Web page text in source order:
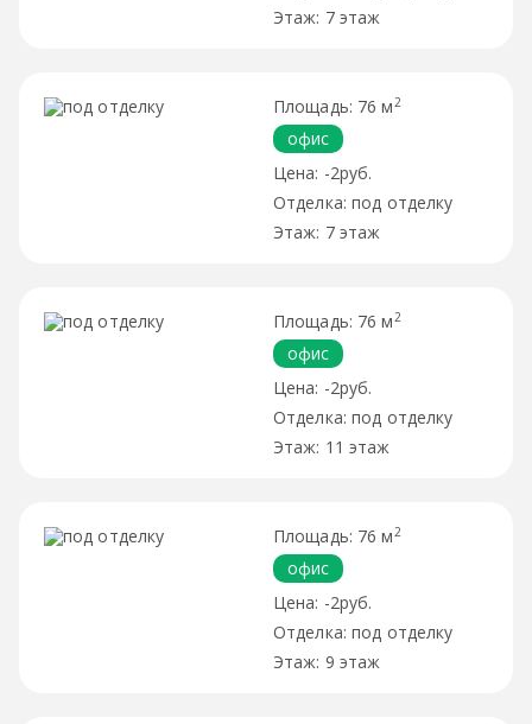
7 этаж
76 м 2
офис
-2руб.
под отделку
7 этаж
76 м 2
офис
-2руб.
под отделку
11 этаж
76 м 2
офис
-2руб.
под отделку
9 этаж